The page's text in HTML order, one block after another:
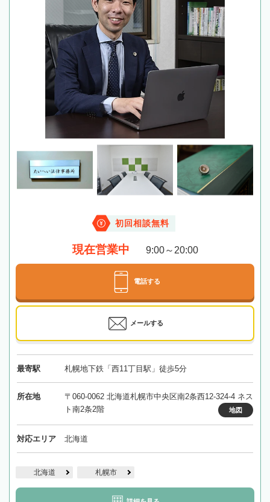
初回相談無料
現在営業中 9:00～20:00
電話する
メールする
最寄駅 札幌地下鉄「西11丁目駅」徒歩5分
所在地
〒060-0062 北海道札幌市中央区南2条西12-324-4 ネス
ト南2条2階
地図
対応エリア 北海道
北海道 札幌市